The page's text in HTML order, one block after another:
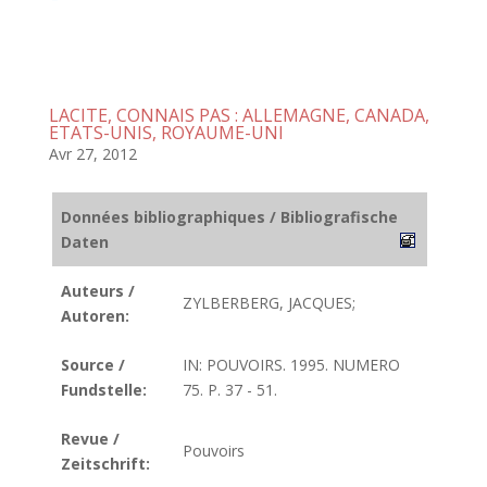
LACITE, CONNAIS PAS : ALLEMAGNE, CANADA,
ETATS-UNIS, ROYAUME-UNI
Avr 27, 2012
Données bibliographiques / Bibliografische
Daten
Auteurs /
Autoren:
ZYLBERBERG, JACQUES;
Source /
Fundstelle:
IN: POUVOIRS. 1995. NUMERO
75. P. 37 - 51.
Revue /
Zeitschrift:
Pouvoirs